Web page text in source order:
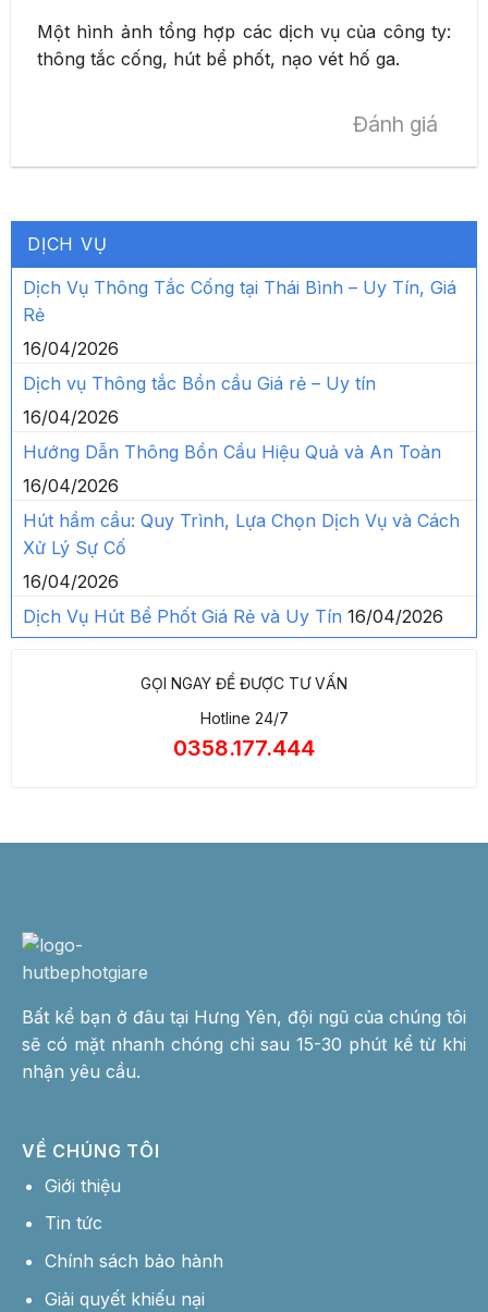
Một hình ảnh tổng hợp các dịch vụ của công ty:
thông tắc cống, hút bể phốt, nạo vét hố ga.
Đánh giá
DỊCH VỤ
Dịch Vụ Thông Tắc Cống tại Thái Bình – Uy Tín, Giá
Rẻ
16/04/2026
Dịch vụ Thông tắc Bồn cầu Giá rẻ – Uy tín
16/04/2026
Hướng Dẫn Thông Bồn Cầu Hiệu Quả và An Toàn
16/04/2026
Hút hầm cầu: Quy Trình, Lựa Chọn Dịch Vụ và Cách
Xử Lý Sự Cố
16/04/2026
Dịch Vụ Hút Bể Phốt Giá Rẻ và Uy Tín 16/04/2026
GỌI NGAY ĐỂ ĐƯỢC TƯ VẤN
Hotline 24/7
0358.177.444
Bất kể bạn ở đâu tại Hưng Yên, đội ngũ của chúng tôi
sẽ có mặt nhanh chóng chỉ sau 15-30 phút kể từ khi
nhận yêu cầu.
VỀ CHÚNG TÔI
Giới thiệu
Tin tức
Chính sách bảo hành
Giải quyết khiếu nại